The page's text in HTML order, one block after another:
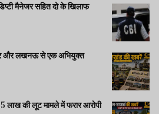
मैनेजर सहित दो के खिलाफ
चार और लखनऊ से एक अभियुक्त
की लूट मामले में फरार आरोपी